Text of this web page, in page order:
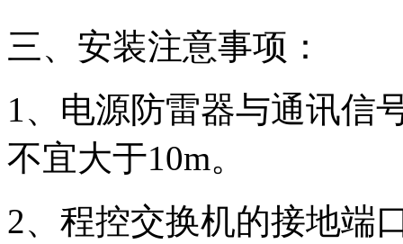
三、安装注意事项：
1、电源防雷器与通讯信
不宜大于10m。
2、程控交换机的接地端